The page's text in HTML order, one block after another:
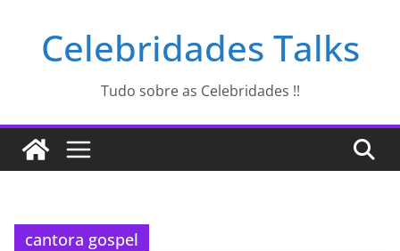
Celebridades Talks
Tudo sobre as Celebridades !!
cantora gospel